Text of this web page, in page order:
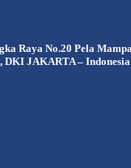
Raya No.20 Pela
DKI JAKARTA – Indonesia